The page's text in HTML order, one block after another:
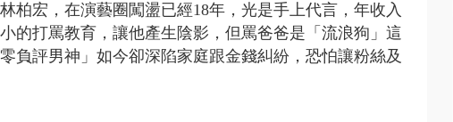
柏宏，在演藝圈闖盪已經18年，光是手上代言，年收入
的打罵教育，讓他產生陰影，但罵爸爸是「流浪狗」這
負評男神」如今卻深陷家庭跟金錢糾紛，恐怕讓粉絲及